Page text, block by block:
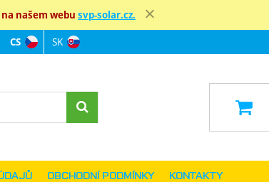
našem webu svp-solar.cz.
OBCHODNÍ PODMÍNKY KONTAKTY
Jazyková verze
CS SK